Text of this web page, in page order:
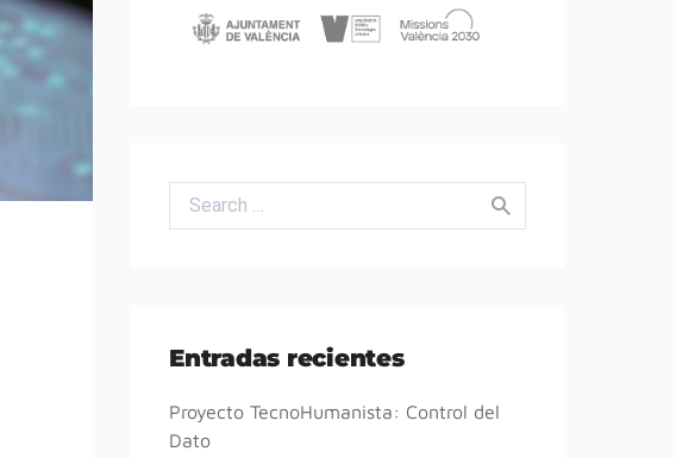
Search for:
Entradas recientes
Proyecto TecnoHumanista: Control del
Dato